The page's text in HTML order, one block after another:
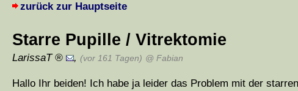
zurück zur Hauptseite
Starre Pupille / Vitrektomie
LarissaT , (vor 161 Tagen) @ Fabian
Hallo Ihr beiden! Ich habe ja leider das Problem mit der